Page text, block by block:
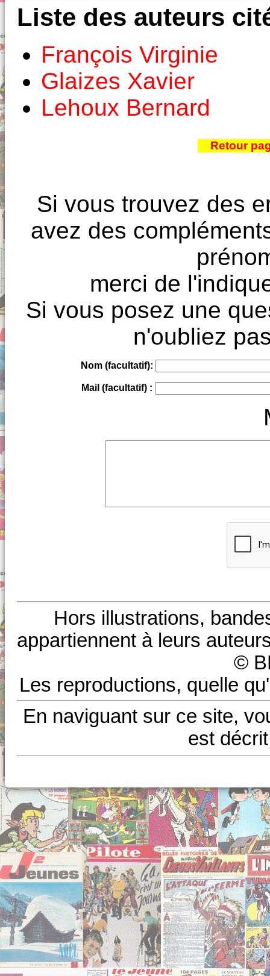
Liste des auteurs
François Virginie
Glaizes Xavier
Lehoux Bernard
Retour
Si vous trouvez des
avez des
merci de
Si vous posez une
n'oubliez
Nom (facultatif):
Mail (facultatif) :
Hors illustrations,
appartiennent à leurs
©
Les reproductions, quelle
En naviguant sur ce site,
est